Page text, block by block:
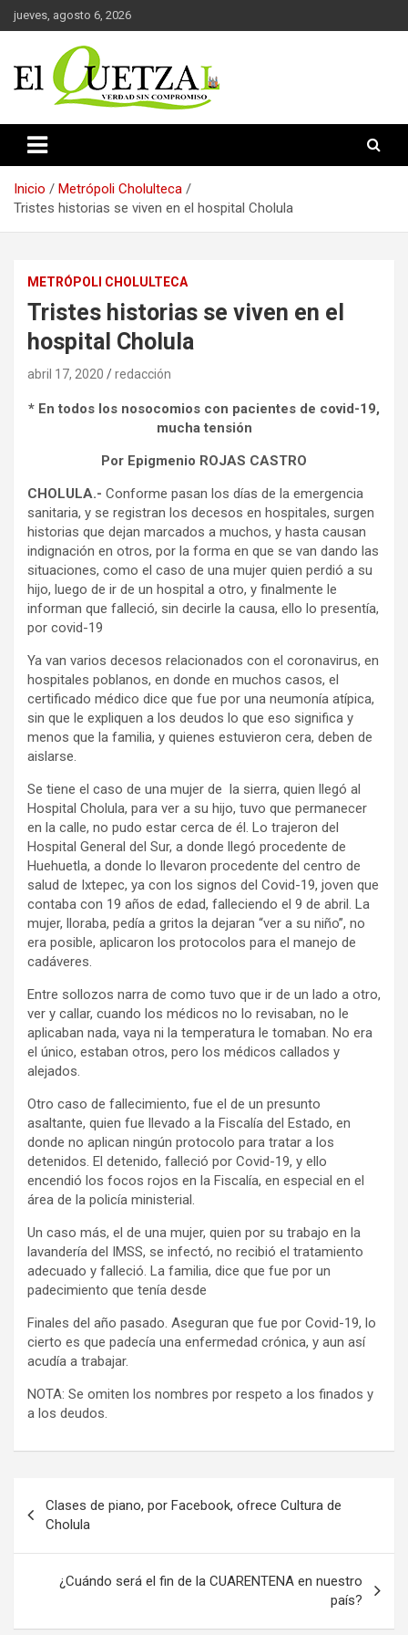
Saltar
al
jueves, agosto 6, 2026
El Quetzal de Cholula
Inicio
Metrópoli Cholulteca
Tristes historias se viven en el hospital Cholula
METRÓPOLI CHOLULTECA
Tristes historias se viven en el
hospital Cholula
abril 17, 2020 redacción
* En todos los nosocomios con pacientes de covid-19,
mucha tensión
Por Epigmenio ROJAS CASTRO
CHOLULA.- Conforme pasan los días de la emergencia
sanitaria, y se registran los decesos en hospitales, surgen
historias que dejan marcados a muchos, y hasta causan
indignación en otros, por la forma en que se van dando las
situaciones, como el caso de una mujer quien perdió a su
hijo, luego de ir de un hospital a otro, y finalmente le
informan que falleció, sin decirle la causa, ello lo presentía,
por covid-19
Ya van varios decesos relacionados con el coronavirus, en
hospitales poblanos, en donde en muchos casos, el
certificado médico dice que fue por una neumonía atípica,
sin que le expliquen a los deudos lo que eso significa y
menos que la familia, y quienes estuvieron cera, deben de
aislarse.
Se tiene el caso de una mujer de la sierra, quien llegó al
Hospital Cholula, para ver a su hijo, tuvo que permanecer
en la calle, no pudo estar cerca de él. Lo trajeron del
Hospital General del Sur, a donde llegó procedente de
Huehuetla, a donde lo llevaron procedente del centro de
salud de Ixtepec, ya con los signos del Covid-19, joven que
contaba con 19 años de edad, falleciendo el 9 de abril. La
mujer, lloraba, pedía a gritos la dejaran “ver a su niño”, no
era posible, aplicaron los protocolos para el manejo de
cadáveres.
Entre sollozos narra de como tuvo que ir de un lado a otro,
ver y callar, cuando los médicos no lo revisaban, no le
aplicaban nada, vaya ni la temperatura le tomaban. No era
el único, estaban otros, pero los médicos callados y
alejados.
Otro caso de fallecimiento, fue el de un presunto
asaltante, quien fue llevado a la Fiscalía del Estado, en
donde no aplican ningún protocolo para tratar a los
detenidos. El detenido, falleció por Covid-19, y ello
encendió los focos rojos en la Fiscalía, en especial en el
área de la policía ministerial.
Un caso más, el de una mujer, quien por su trabajo en la
lavandería del IMSS, se infectó, no recibió el tratamiento
adecuado y falleció. La familia, dice que fue por un
padecimiento que tenía desde
Finales del año pasado. Aseguran que fue por Covid-19, lo
cierto es que padecía una enfermedad crónica, y aun así
acudía a trabajar.
NOTA: Se omiten los nombres por respeto a los finados y
a los deudos.
de
entradas
Clases de piano, por Facebook, ofrece Cultura de
Cholula
¿Cuándo será el fin de la CUARENTENA en nuestro
país?